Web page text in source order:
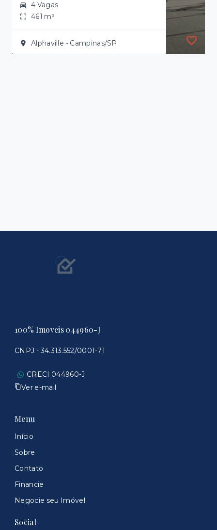
4 Vagas
461 m²
Alphaville - Campinas/SP
100% Imoveis 044960-J
CNPJ - 34.313.552/0001-71
CRECI 044960-J
Ver e-mail
Menu
Início
Sobre
Contato
Financie
Negocie seu Imóvel
Social